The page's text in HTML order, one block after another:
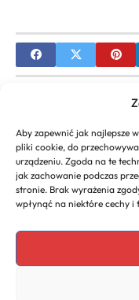
Aby zapewnić jak najlepsze
pliki cookie, do
urządzeniu. Zgoda na te
jak zachowanie podczas
stronie. Brak wyrażenia
wpłynąć na niektóre cechy i
Koszt
poradnik
Dotacje dla
Copyright 2026. All